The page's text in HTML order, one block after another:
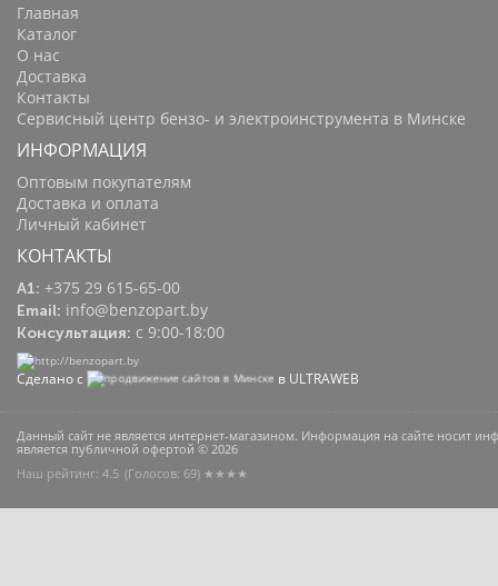
Главная
Каталог
О нас
Доставка
Контакты
Сервисный центр бензо- и электроинструмента в Минске
ИНФОРМАЦИЯ
Оптовым покупателям
Доставка и оплата
Личный кабинет
КОНТАКТЫ
A1: +375 29 615-65-00
Email: info@benzopart.by
Консультация: с 9:00-18:00
Сделано с в ULTRAWEB
Данный сайт не является интернет-магазином. Информация на сайте носит
является публичной офертой © 2026
Наш рейтинг: 4.5 (Голосов: 69) ★★★★